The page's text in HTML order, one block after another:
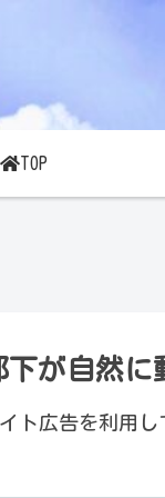
TOP
下が自然
ト広告を利用し